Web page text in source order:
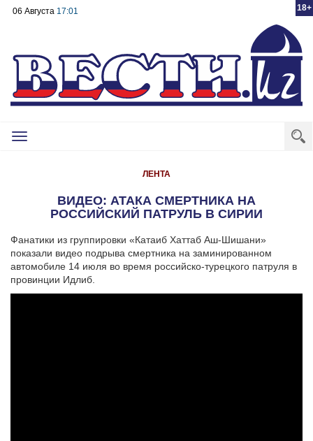
18+
06 Августа 17:01
Toggle
ЛЕНТА
ВИДЕО: АТАКА СМЕРТНИКА НА
РОССИЙСКИЙ ПАТРУЛЬ В СИРИИ
Фанатики из группировки «Катаиб Хаттаб Аш-Шишани»
показали видео подрыва смертника на заминированном
автомобиле 14 июля во время российско-турецкого патруля в
провинции Идлиб.